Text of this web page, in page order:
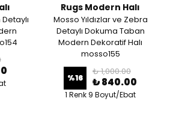
Detaylı
Rugs Modern Halı
Mosso Yıldızlar ve Zebra
Detaylı Dokuma Taban
Modern Dekoratif Halı
mosso155
%16
₺ 1,000.00
₺ 840.00
1 Renk 9 Boyut/Ebat